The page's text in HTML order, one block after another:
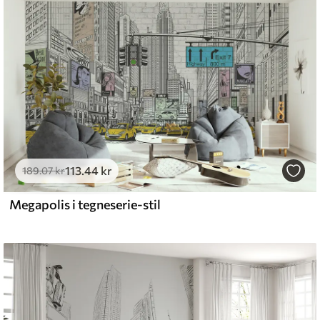
269.00 kr/m²
and Stick
.67400.00kr/m²
189.07kr113 .44 kr
Megapolis i tegneserie-stil